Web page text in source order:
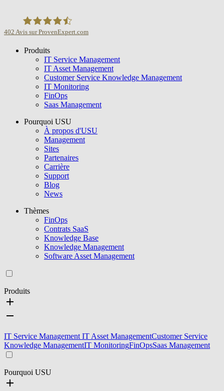
USU GmbH
402 Avis sur ProvenExpert.com
Produits
IT Service Management
IT Asset Management
Customer Service Knowledge Management
IT Monitoring
FinOps
Saas Management
Pourquoi USU
À propos d'USU
Management
Sites
Partenaires
Carrière
Support
Blog
News
Thèmes
FinOps
Contrats SaaS
Knowledge Base
Knowledge Management
Software Asset Management
Produits
IT Service Management IT Asset ManagementCustomer Service
Knowledge ManagementIT MonitoringFinOpsSaas Management
Pourquoi USU